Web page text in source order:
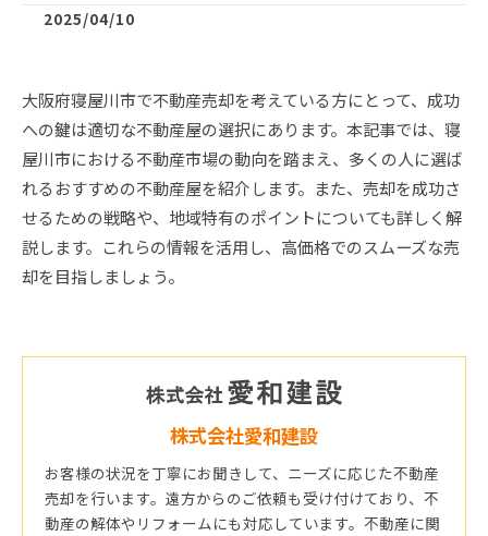
2025/04/10
大阪府寝屋川市で不動産売却を考えている方にとって、成功
への鍵は適切な不動産屋の選択にあります。本記事では、寝
屋川市における不動産市場の動向を踏まえ、多くの人に選ば
れるおすすめの不動産屋を紹介します。また、売却を成功さ
せるための戦略や、地域特有のポイントについても詳しく解
説します。これらの情報を活用し、高価格でのスムーズな売
却を目指しましょう。
株式会社愛和建設
お客様の状況を丁寧にお聞きして、ニーズに応じた不動産
売却を行います。遠方からのご依頼も受け付けており、不
動産の解体やリフォームにも対応しています。不動産に関